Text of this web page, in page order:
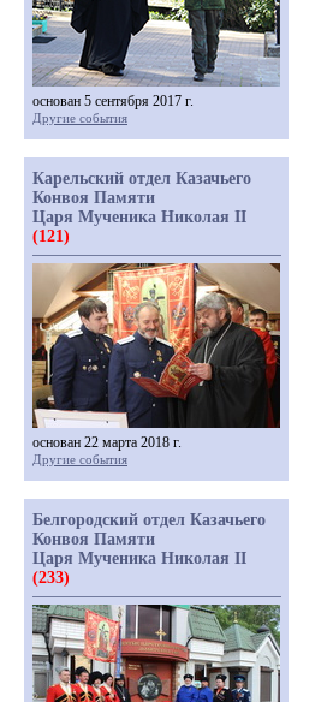
основан 5 сентября 2017 г.
Другие события
Карельский отдел Казачьего
Конвоя Памяти
Царя Мученика Николая II
(121)
основан 22 марта 2018 г.
Другие события
Белгородский отдел Казачьего
Конвоя Памяти
Царя Мученика Николая II
(233)